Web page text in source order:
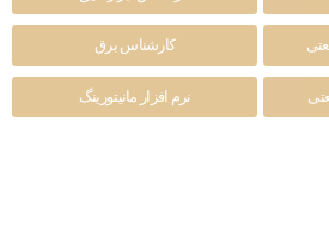
کارشناس برق
نرم افزار مانیتورینگ